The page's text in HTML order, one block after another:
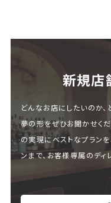
新規店
どんなお店にしたいのか
夢の形をぜひお聞かせく
の実現にベストなプラン
ンまで、お客様専属のディ